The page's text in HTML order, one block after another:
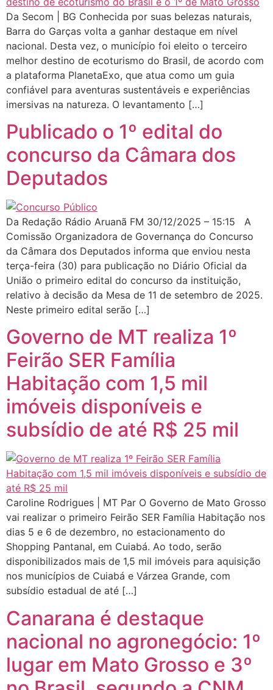
Da Secom | BG Conhecida por suas belezas naturais,
Barra do Garças volta a ganhar destaque em nível
nacional. Desta vez, o município foi eleito o terceiro
melhor destino de ecoturismo do Brasil, de acordo com
a plataforma PlanetaExo, que atua como um guia
confiável para aventuras sustentáveis e experiências
imersivas na natureza. O levantamento […]
Publicado o 1º edital do
concurso da Câmara dos
Deputados
Da Redação Rádio Aruanã FM 30/12/2025 – 15:15 A
Comissão Organizadora de Governança do Concurso
da Câmara dos Deputados informa que enviou nesta
terça-feira (30) para publicação no Diário Oficial da
União o primeiro edital do concurso da instituição,
relativo à decisão da Mesa de 11 de setembro de 2025.
Neste primeiro edital serão […]
Governo de MT realiza 1º
Feirão SER Família
Habitação com 1,5 mil
imóveis disponíveis e
subsídio de até R$ 25 mil
Caroline Rodrigues | MT Par O Governo de Mato Grosso
vai realizar o primeiro Feirão SER Família Habitação nos
dias 5 e 6 de dezembro, no estacionamento do
Shopping Pantanal, em Cuiabá. Ao todo, serão
disponibilizados mais de 1,5 mil imóveis para aquisição
nos municípios de Cuiabá e Várzea Grande, com
subsídio estadual de até […]
Canarana é destaque
nacional no agronegócio: 1º
lugar em Mato Grosso e 3º